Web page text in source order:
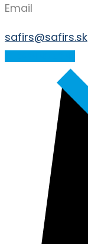
Email
safirs@safirs.sk